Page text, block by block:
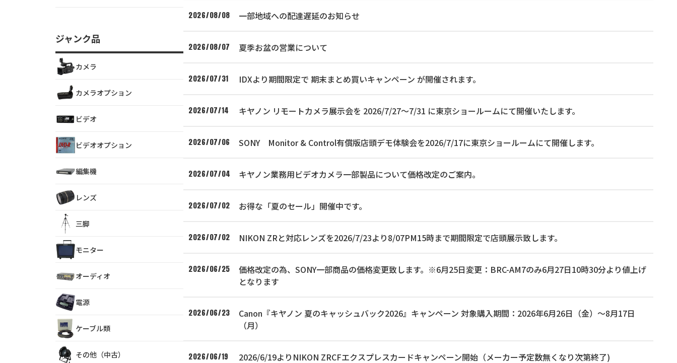
2026/08/08 一部地域への配達遅延のお知らせ
2026/08/07 夏季お盆の営業について
2026/07/31 IDXより期間限定で 期末まとめ買いキャンペーン が開催されます。
2026/07/14 キヤノン リモートカメラ展示会を 2026/7/27～7/31 に東京ショールームにて開催いたします。
2026/07/06 SONY Monitor & Control有償版店頭デモ体験会を2026/7/17に東京ショールームにて開催します。
2026/07/04 キヤノン業務用ビデオカメラ一部製品について価格改定のご案内。
2026/07/02 お得な「夏のセール」開催中です。
2026/07/02 NIKON ZRと対応レンズを2026/7/23より8/07PM15時まで期間限定で店頭展示致します。
2026/06/25
価格改定の為、SONY一部商品の価格変更致します。※6月25日変更：BRC-AM7のみ6月27日10時30分より値上げ
となります
2026/06/23
Canon『キヤノン 夏のキャッシュバック2026』キャンペーン 対象購入期間：2026年6月26日（金）～8月17日
（月）
2026/06/19 2026/6/19よりNIKON ZRCFエクスプレスカードキャンペーン開始（メーカー予定数無くなり次第終了)
ジャンク品
カメラ
カメラオプション
ビデオ
ビデオオプション
編集機
レンズ
三脚
モニター
オーディオ
電源
ケーブル類
その他（中古）